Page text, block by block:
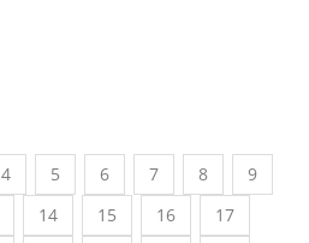
4 5 6 7 8
9
14 15 16
17